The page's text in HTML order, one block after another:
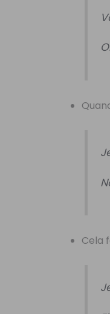
Cela